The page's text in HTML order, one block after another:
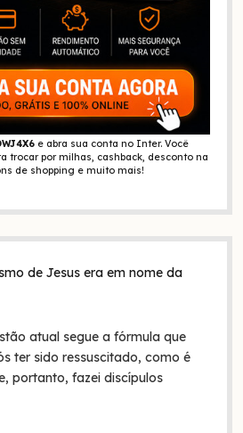
e abra sua conta no Inter. Você
trocar por milhas, cashback, desconto na
de shopping e muito mais!
de Jesus era em nome da
atual segue a fórmula que
ter sido ressuscitado, como é
portanto, fazei discípulos